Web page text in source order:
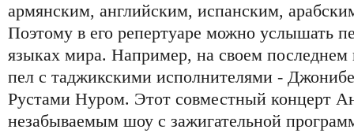
армянским, английским, испанским,
Поэтому в его репертуаре можно услышать
языках мира. Например, на своем
пел с таджикскими исполнителями -
Рустами Нуром. Этот совместный концерт
незабываемым шоу с зажигательной